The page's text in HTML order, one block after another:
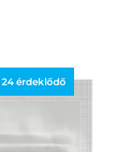
24érdeklődő